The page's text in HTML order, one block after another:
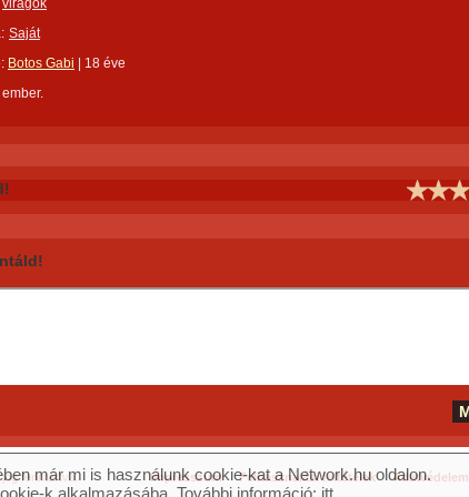
virágok
Saját
Botos Gabi
18 éve
fenntartva. Impresszum Felhasználási feltételek Adatvédelem
már mi is használunk cookie-kat a Network.hu oldalon.
k alkalmazásába. További információ: itt